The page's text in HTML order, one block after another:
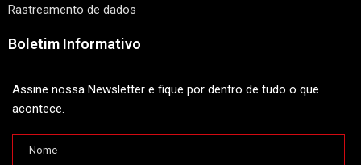
Rastreamento de dados
Boletim Informativo
Assine nossa Newsletter e fique por dentro de tudo o que
acontece.